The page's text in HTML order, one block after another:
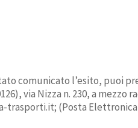
comunicato l’esito, puoi
via Nizza n. 230, a mezzo
(Posta